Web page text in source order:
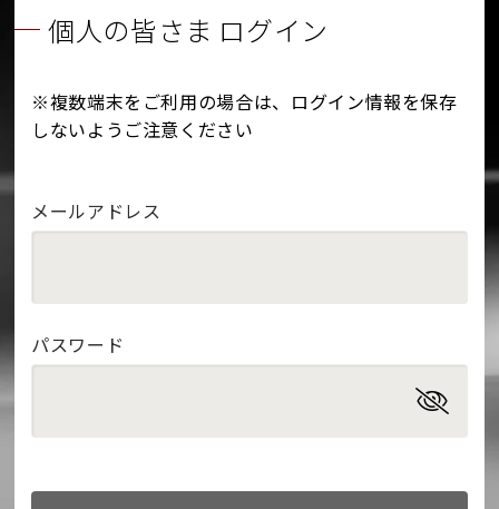
個人の皆さま ログイン
※複数端末をご利用の場合は、ログイン情報を保存
しないようご注意ください
メールアドレス
パスワード